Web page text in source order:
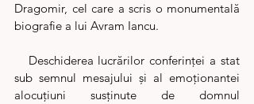
Dragomir, cel care a scris o monumentală
biografie a lui Avram Iancu.
sub semnul mesajului și al emoționantei
alocuțiuni susținute de domnul